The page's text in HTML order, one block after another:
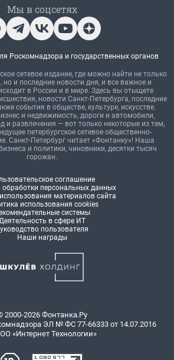
Мы в соцсетях
Роскомнадзора и государственных органов
сетевое издание, где можно найти не только
но и последние новости дня, и все важное и
в России и в мире. Здесь вы отыщете
новости Санкт-Петербурга, последние
события в обществе, культуре, искусстве.
и недвижимость, дороги и автомобили,
и развлечения — вот только некоторые из тем,
петербургское сетевое общественно-
Санкт-Петербург читает «Фонтанку»! Наша
и политики, чиновники, десятки тысяч
горожан.
соглашение
обработки персональных данных
материалов сайта
использования cookies
системы
в сфере ИТ
пользователя
Наши награды
2000-2026 Фонтанка.Ру
ЭЛ № ФС 77-66333 от 14.07.2016
«Интернет Технологии»